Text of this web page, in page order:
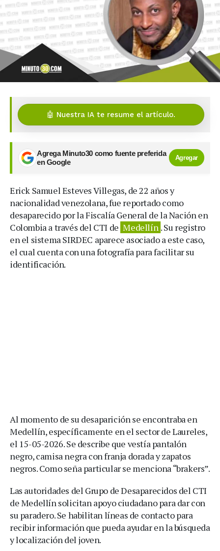
🤖 Nuestra IA te resume el artículo.
Agrega Minuto30 como fuente preferida
en Google
Agregar
Erick Samuel Esteves Villegas, de 22 años y
nacionalidad venezolana, fue reportado como
desaparecido por la Fiscalía General de la Nación en
Colombia a través del CTI de Medellín . Su registro
en el sistema SIRDEC aparece asociado a este caso,
el cual cuenta con una fotografía para facilitar su
identificación.
Al momento de su desaparición se encontraba en
Medellín, específicamente en el sector de Laureles,
el 15-05-2026. Se describe que vestía pantalón
negro, camisa negra con franja dorada y zapatos
negros. Como seña particular se menciona “brakers”.
Las autoridades del Grupo de Desaparecidos del CTI
de Medellín solicitan apoyo ciudadano para dar con
su paradero. Se habilitan líneas de contacto para
recibir información que pueda ayudar en la búsqueda
y localización del joven.